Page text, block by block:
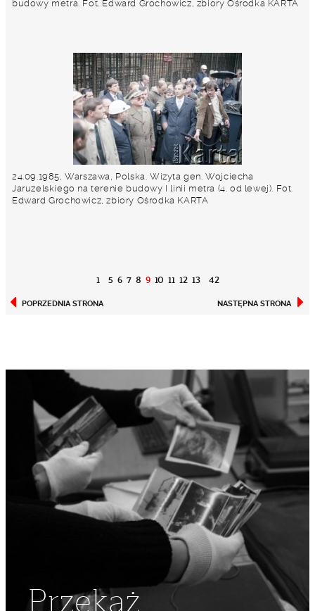
budowy metra. Fot. Edward Grochowicz, zbiory Ośrodka KARTA
24.09.1985, Warszawa, Polska. Wizyta gen. Wojciecha
Jaruzelskiego na terenie budowy I linii metra (4. od lewej). Fot.
Edward Grochowicz, zbiory Ośrodka KARTA
1
POPRZEDNIA STRONA
5 6 7 8 9 10 11 12 13
NASTĘPNA STRONA
42